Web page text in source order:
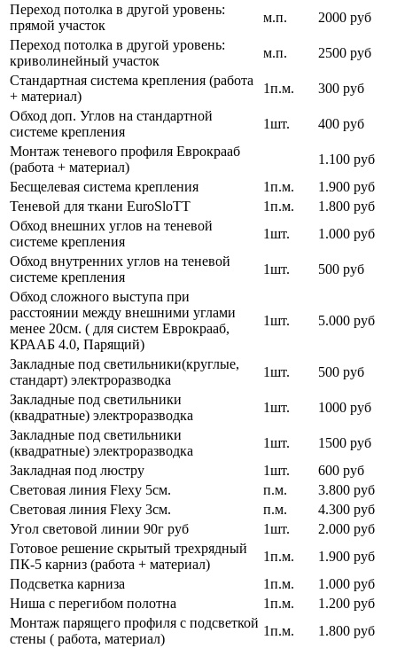
Переход потолка в другой уровень:
прямой участок
м.п.
2000 руб
Переход потолка в другой уровень:
криволинейный участок
м.п.
2500 руб
Стандартная система крепления (работа
+ материал)
1п.м.
300 руб
Обход доп. Углов на стандартной
системе крепления
1шт.
400 руб
Монтаж теневого профиля Еврокрааб
(работа + материал)
1.100 руб
Бесщелевая система крепления
1п.м.
1.900 руб
Теневой для ткани EuroSloTT
1п.м.
1.800 руб
Обход внешних углов на теневой
системе крепления
1шт.
1.000 руб
Обход внутренних углов на теневой
системе крепления
1шт.
500 руб
Обход сложного выступа при
расстоянии между внешними углами
менее 20см. ( для систем Еврокрааб,
КРААБ 4.0, Парящий)
1шт. 5.000 руб
Закладные под светильники(круглые,
стандарт) электроразводка
1шт.
500 руб
Закладные под светильники
(квадратные) электроразводка
1шт.
1000 руб
Закладные под светильники
(квадратные) электроразводка
1шт.
1500 руб
Закладная под люстру
1шт.
600 руб
Световая линия Flexy 5см.
п.м.
3.800 руб
Световая линия Flexy 3см.
п.м.
4.300 руб
Угол световой линии 90г руб
1шт.
2.000 руб
Готовое решение скрытый трехрядный
ПК-5 карниз (работа + материал)
1п.м.
1.900 руб
Подсветка карниза
1п.м.
1.000 руб
Ниша с перегибом полотна
1п.м.
1.200 руб
Монтаж парящего профиля с подсветкой
стены ( работа, материал)
1п.м. 1.800 руб